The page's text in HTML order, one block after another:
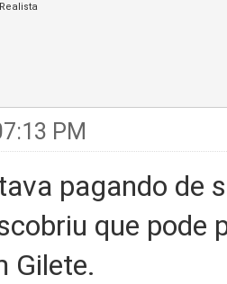
Realista
PM
pagando de
que pode
Gilete.